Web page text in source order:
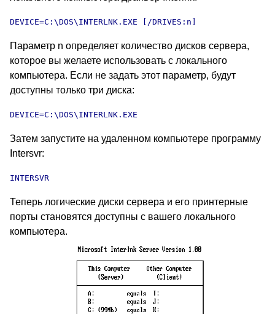
DEVICE=C:\DOS\INTERLNK.EXE [/DRIVES:n]
Параметр n определяет количество дисков сервера,
которое вы желаете использовать с локального
компьютера. Если не задать этот параметр, будут
доступны только три диска:
DEVICE=C:\DOS\INTERLNK.EXE
Затем запустите на удаленном компьютере программу
Intersvr:
INTERSVR
Теперь логические диски сервера и его принтерные
порты становятся доступны с вашего локального
компьютера.